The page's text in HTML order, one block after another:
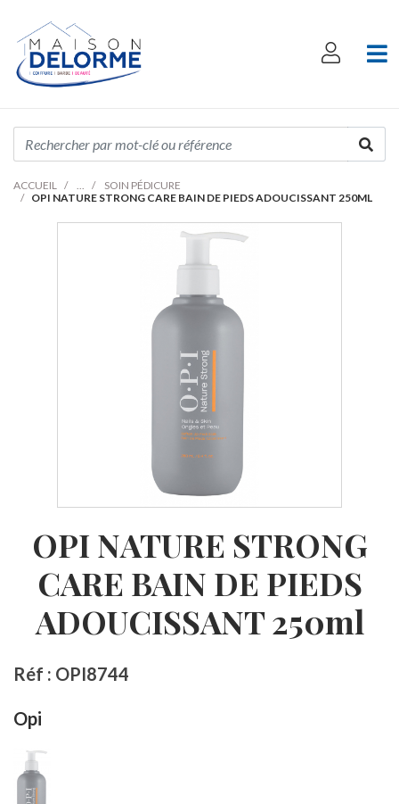
ACCUEIL
SOIN PÉDICURE
OPI NATURE STRONG CARE BAIN DE PIEDS ADOUCISSANT 250ML
OPI NATURE STRONG
CARE BAIN DE PIEDS
ADOUCISSANT 250ml
Réf : OPI8744
Opi